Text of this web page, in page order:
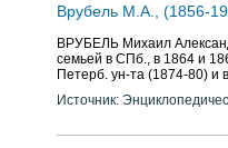
Врубель М.А., (1856-
ВРУБЕЛЬ Михаил
семьей в СПб., в 1864 и
Петерб. ун-та (1874-80) и
Источник: